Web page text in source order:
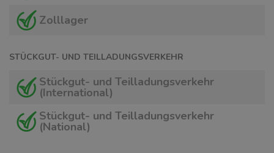
Zolllager
STÜCKGUT- UND TEILLADUNGSVERKEHR
Stückgut- und Teilladungsverkehr
(International)
Stückgut- und Teilladungsverkehr
(National)